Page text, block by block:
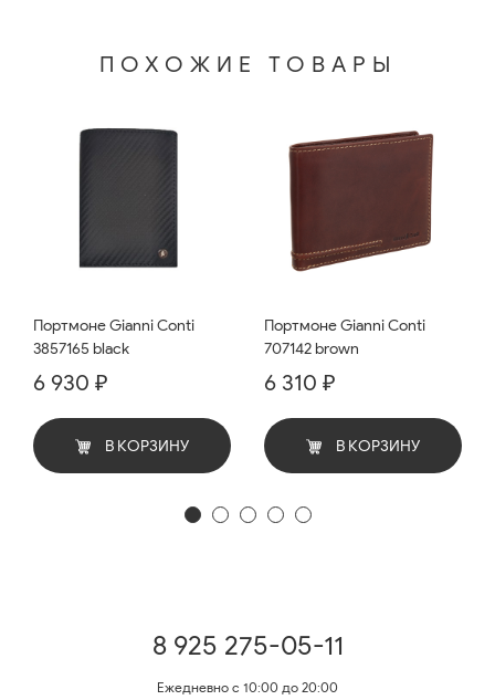
ПОХОЖИЕ ТОВАРЫ
Портмоне Gianni Conti
3857165 black
6 930 ₽
В КОРЗИНУ
Портмоне Gianni Conti
707142 brown
6 310 ₽
В КОРЗИНУ
8 925 275-05-11
Ежедневно с 10:00 до 20:00